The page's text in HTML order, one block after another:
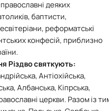
деяких
баптисти,
реформатські
конфесій, приблизно
Різдво святкують:
Антіохійська,
Албанська, Кіпрська,
церкви. Разом із